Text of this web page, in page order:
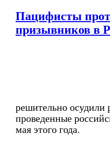
Пацифисты
призывников в
решительно осудили
проведенные
мая этого года.